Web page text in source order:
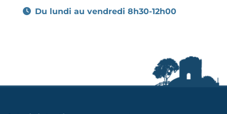
Du lundi au vendredi 8h30-12h00